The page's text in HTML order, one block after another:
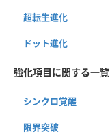
超転生進化
ドット進化
強化項目に関する一覧
シンクロ覚醒
限界突破